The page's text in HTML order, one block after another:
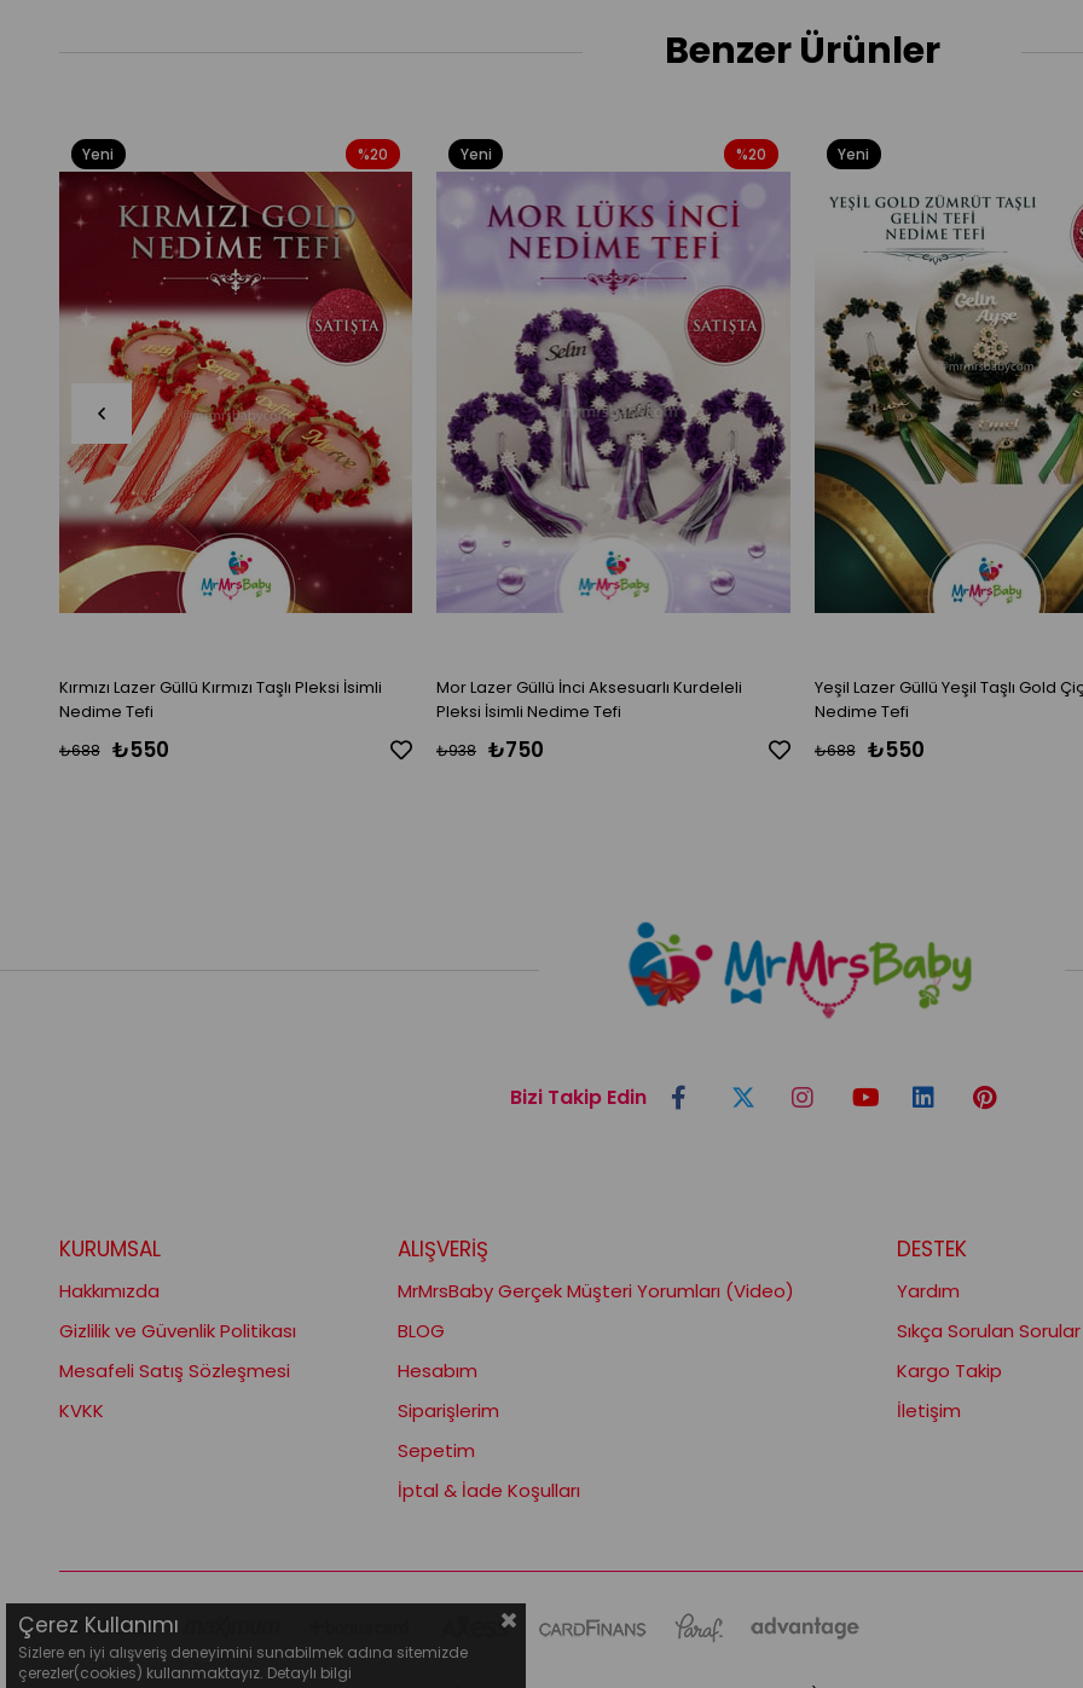
Benzer Ürünler
Kırmızı Lazer Güllü Kırmızı Taşlı Pleksi İsimli
Nedime Tefi
₺550
₺688
%20
Yeni
Ürün
Mor Lazer Güllü İnci Aksesuarlı Kurdeleli
Pleksi İsimli Nedime Tefi
₺750
₺938
%20
Yeni
Ürün
Yeşil Lazer Güllü Yeşil Taşlı Gold
Nedime Tefi
₺550
₺688
Yeni
Bizi Takip Edin
KURUMSAL
Hakkımızda
Gizlilik ve Güvenlik Politikası
Mesafeli Satış Sözleşmesi
KVKK
ALIŞVERİŞ
MrMrsBaby Gerçek Müşteri Yorumları (Video)
BLOG
Hesabım
Siparişlerim
Sepetim
İptal & İade Koşulları
DESTEK
Yardım
Sıkça Sorulan Sorular
Kargo Takip
İletişim
Çerez Kullanımı
Sizlere en iyi alışveriş deneyimini sunabilmek adına sitemizde
çerezler(cookies) kullanmaktayız. Detaylı bilgi